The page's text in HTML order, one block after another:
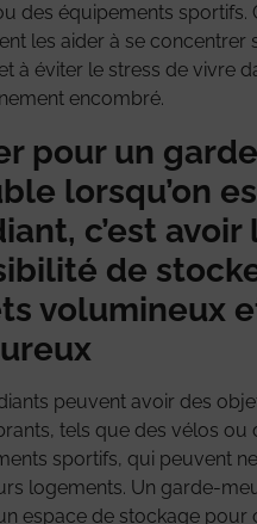
des équipements sportifs.
les aider à se concentrer
à éviter le stress de vivre
encombré.
pour un
lorsqu’on
c’est avoir
de
volumineux
peuvent avoir des
tels que des vélos ou
sportifs, qui peuvent
logements. Un garde-
espace de stockage pour